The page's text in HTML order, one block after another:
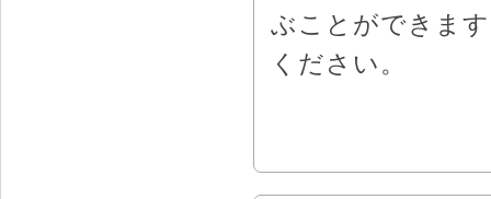
ぶことができま
ください。